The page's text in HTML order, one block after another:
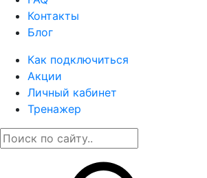
Контакты
Блог
Как подключиться
Акции
Личный кабинет
Тренажер